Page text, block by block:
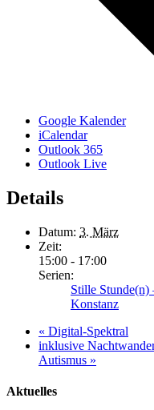
Google Kalender
iCalendar
Outlook 365
Outlook Live
Details
Datum: 3. März
Zeit:
15:00 - 17:00
Serien:
Stille Stunde(n)
Konstanz
« Digital-Spektral
inklusive
Autismus »
Aktuelles